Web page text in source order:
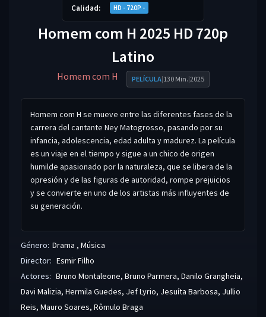
Calidad:
HD - 720P -
Homem com H 2025 HD 720p
Latino
Homem com H PELÍCULA|130 Min.|2025
Homem com H se mueve entre las diferentes fases de la
carrera del cantante Ney Matogrosso, pasando por su
infancia, adolescencia, edad adulta y madurez. La película
es un viaje en el tiempo y sigue a un chico de origen
humilde apasionado por la naturaleza, que se libera de la
opresión y de las figuras de autoridad, rompe prejuicios
y se convierte en uno de los artistas más influyentes de
su generación.
Género: Drama , Música
Director: Esmir Filho
Actores: Bruno Montaleone, Bruno Parmera, Danilo Grangheia,
Davi Malizia, Hermila Guedes, Jef Lyrio, Jesuíta Barbosa, Jullio
Reis, Mauro Soares, Rômulo Braga